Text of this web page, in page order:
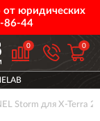
от юридических
86-44
0 0
Storm для X-Terra 2-